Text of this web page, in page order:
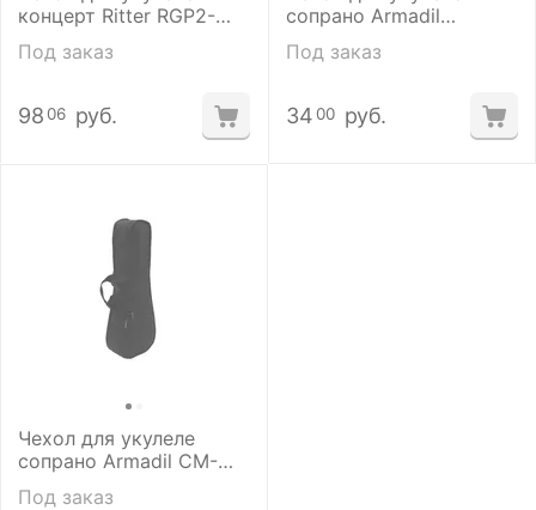
концерт Ritter RGP2-
UC/BLW
Под заказ
9806 руб.
сопрано Armadil
СМ-402 (разные
расцветки)
Под заказ
3400 руб.
Чехол для укулеле
сопрано Armadil CM-
Под заказ